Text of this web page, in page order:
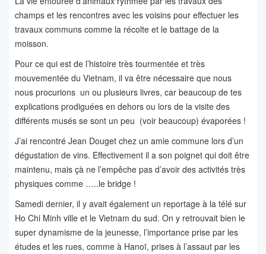
champs et les rencontres avec les voisins pour effectuer les
travaux communs comme la récolte et le battage de la
moisson.
Pour ce qui est de l’histoire très tourmentée et très
mouvementée du Vietnam, il va être nécessaire que nous
nous procurions un ou plusieurs livres, car beaucoup de tes
explications prodiguées en dehors ou lors de la visite des
différents musés se sont un peu (voir beaucoup) évaporées !
J’ai rencontré Jean Douget chez un amie commune lors d’un
dégustation de vins. Effectivement il a son poignet qui doit être
maintenu, mais çà ne l’empêche pas d’avoir des activités très
physiques comme …..le bridge !
Samedi dernier, il y avait également un reportage à la télé sur
Ho Chi Minh ville et le Vietnam du sud. On y retrouvait bien le
super dynamisme de la jeunesse, l’importance prise par les
études et les rues, comme à Hanoï, prises à l’assaut par les